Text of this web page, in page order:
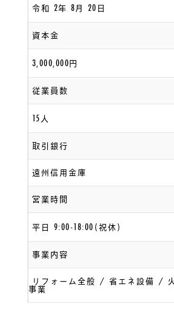
令和 2年 8 月 20 日
資本金
3,000,000 円
従業員数
15 人
取引銀行
遠州信用金庫
営業時間
平日 9:00-18:00 (祝休)
事業内容
リフォーム全般 / 省エネ設備 /
事業